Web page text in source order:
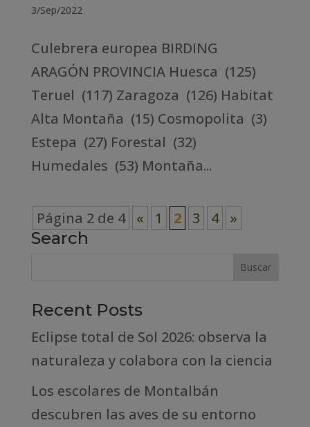
3/Sep/2022
Culebrera europea BIRDING
ARAGÓN PROVINCIA Huesca (125)
Teruel (117) Zaragoza (126) Habitat
Alta Montaña (15) Cosmopolita (3)
Estepa (27) Forestal (32)
Humedales (53) Montaña...
Página 2 de 4 « 1 2 3 4 »
Search
Recent Posts
Eclipse total de Sol 2026: observa la
naturaleza y colabora con la ciencia
Los escolares de Montalbán
descubren las aves de su entorno